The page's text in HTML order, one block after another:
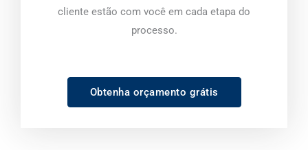
cliente estão com você em cada etapa do
processo.
Obtenha orçamento grátis